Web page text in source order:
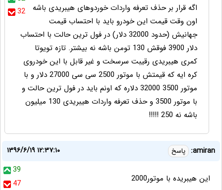
32
اگه قرار بر حذف تعرفه واردات خوردوهای هیبریدی باشه
اون وقت قیمت این خودرو باید با احتساب قیمت
جهانیش (حدود 32000 دلار) در فول ترین حالت با احتساب
دلار 3900 فوقش 130 تومن باشه نه بیشتر. تازه تویوتا
کمری هیبریدی رقیبت سرسخت و غیر قابل با این خودروی
کره ایه که قیمتش با موتور 2500 سی سی 27000 دلار و با
موتور 3500 32000 دلاره که اونم باید در فول ترین حالت و
با موتور 3500 و حذف تعرفه واردات هیبریدی 130 میلیون
باشه نه 250 !!!!!
amiran: پاسخ
۱۳۹۶/۶/۱۹ ۱۲:۳۷:۱۰
39
47
این هیبریده با موتور2000